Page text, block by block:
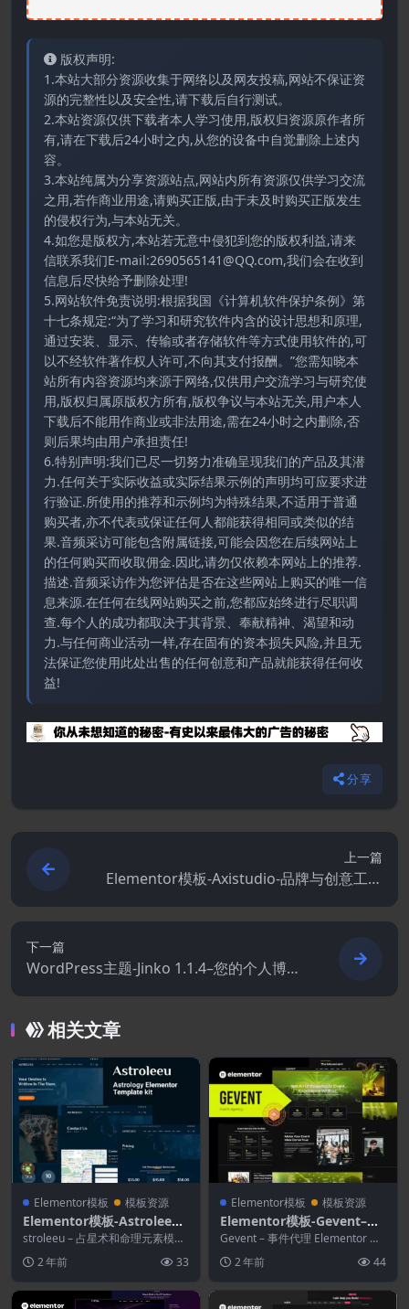
版权声明:
1.本站大部分资源收集于网络以及网友投稿,网站不保证资
源的完整性以及安全性,请下载后自行测试。
2.本站资源仅供下载者本人学习使用,版权归资源原作者所
有,请在下载后24小时之内,从您的设备中自觉删除上述内
容。
3.本站纯属为分享资源站点,网站内所有资源仅供学习交流
之用,若作商业用途,请购买正版,由于未及时购买正版发生
的侵权行为,与本站无关。
4.如您是版权方,本站若无意中侵犯到您的版权利益,请来
信联系我们E-mail:2690565141@QQ.com,我们会在收到
信息后尽快给予删除处理!
5.网站软件免责说明:根据我国《计算机软件保护条例》第
十七条规定:“为了学习和研究软件内含的设计思想和原理,
通过安装、显示、传输或者存储软件等方式使用软件的,可
以不经软件著作权人许可,不向其支付报酬。”您需知晓本
站所有内容资源均来源于网络,仅供用户交流学习与研究使
用,版权归属原版权方所有,版权争议与本站无关,用户本人
下载后不能用作商业或非法用途,需在24小时之内删除,否
则后果均由用户承担责任!
6.特别声明:我们已尽一切努力准确呈现我们的产品及其潜
力.任何关于实际收益或实际结果示例的声明均可应要求进
行验证.所使用的推荐和示例均为特殊结果,不适用于普通
购买者,亦不代表或保证任何人都能获得相同或类似的结
果.音频采访可能包含附属链接,可能会因您在后续网站上
的任何购买而收取佣金.因此,请勿仅依赖本网站上的推荐.
描述.音频采访作为您评估是否在这些网站上购买的唯一信
息来源.在任何在线网站购买之前,您都应始终进行尽职调
查.每个人的成功都取决于其背景、奉献精神、渴望和动
力.与任何商业活动一样,存在固有的资本损失风险,并且无
法保证您使用此处出售的任何创意和产品就能获得任何收
益!
分享
上一篇
Elementor模板-Axistudio-品牌与创意工作
下一篇
WordPress主题-Jinko 1.1.4–您的个人博客
相关文章
Elementor模板 模板资源
Elementor模板-Astroleeu–
占星术和命理元素模板套件
stroleeu – 占星术和命理元素模板
务所、律...
2 年前 33
Elementor模板 模板资源
Elementor模板-Gevent–事
件代理Elementor模板工具
包
Gevent – 事件代理 Elementor 模
2 年前 44